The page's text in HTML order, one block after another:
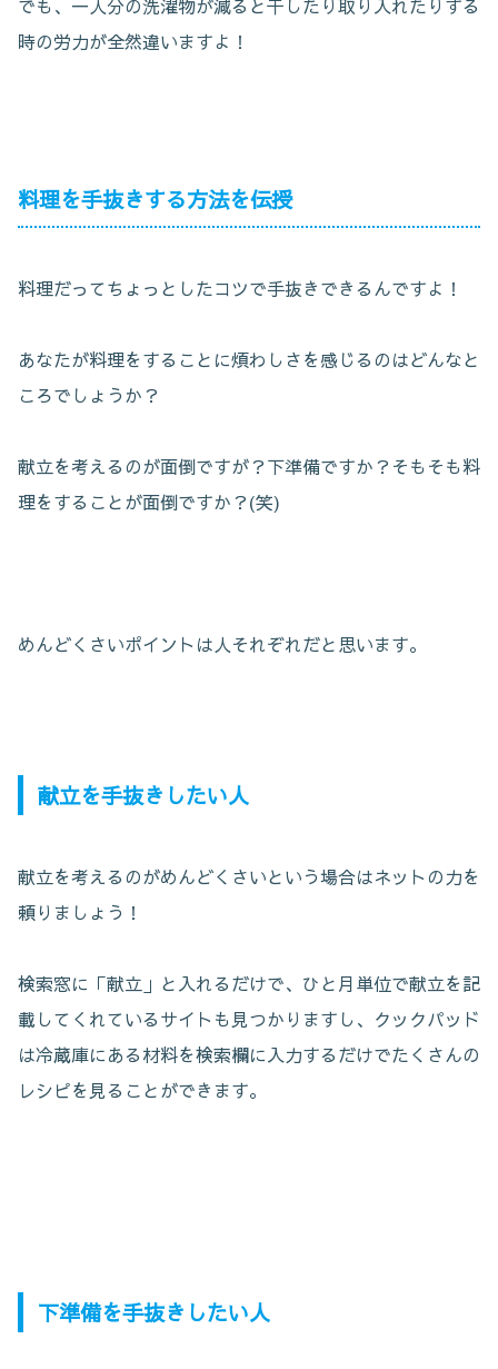
でも、一人分の洗濯物が減ると干したり取り入れたりする
時の労力が全然違いますよ！
料理を手抜きする方法を伝授
料理だってちょっとしたコツで手抜きできるんですよ！
あなたが料理をすることに煩わしさを感じるのはどんなと
ころでしょうか？
献立を考えるのが面倒ですが？下準備ですか？そもそも料
理をすることが面倒ですか？(笑)
めんどくさいポイントは人それぞれだと思います。
献立を手抜きしたい人
献立を考えるのがめんどくさいという場合はネットの力を
頼りましょう！
検索窓に「献立」と入れるだけで、ひと月単位で献立を記
載してくれているサイトも見つかりますし、クックパッド
は冷蔵庫にある材料を検索欄に入力するだけでたくさんの
レシピを見ることができます。
下準備を手抜きしたい人